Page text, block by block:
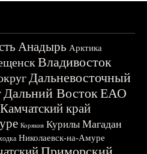
Анадырь Арктика
Владивосток
Дальневосточный
Дальний ВостокЕАО
Камчатский край
Корякия Курилы Магадан
Николаевск-на-Амуре